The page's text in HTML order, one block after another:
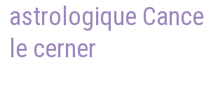
astrologique
le cerner